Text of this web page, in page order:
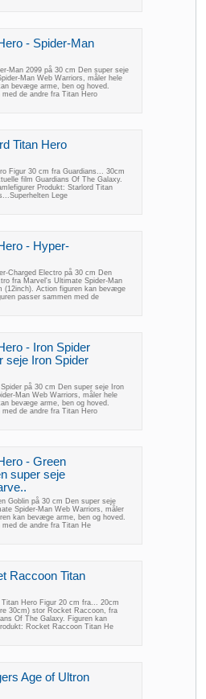
- Spider-Man
Man 2099 på 30 cm Den super seje
Man Web Warriors, måler hele
bevæge arme, ben og hoved.
de andre fra Titan Hero
Titan Hero
Figur 30 cm fra Guardians... 30cm
film Guardians Of The Galaxy.
Produkt: Starlord Titan
Lege
- Hyper-
Charged Electro på 30 cm Den
fra Marvel's Ultimate Spider-Man
(12inch). Action figuren kan bevæge
passer sammen med de
- Iron Spider
seje Iron Spider
på 30 cm Den super seje Iron
Man Web Warriors, måler hele
bevæge arme, ben og hoved.
de andre fra Titan Hero
- Green
super seje
Goblin på 30 cm Den super seje
Spider-Man Web Warriors, måler
kan bevæge arme, ben og hoved.
de andre fra Titan He
Raccoon Titan
Hero Figur 20 cm fra... 20cm
30cm) stor Rocket Raccoon, fra
Of The Galaxy. Figuren kan
Rocket Raccoon Titan He
Age of Ultron